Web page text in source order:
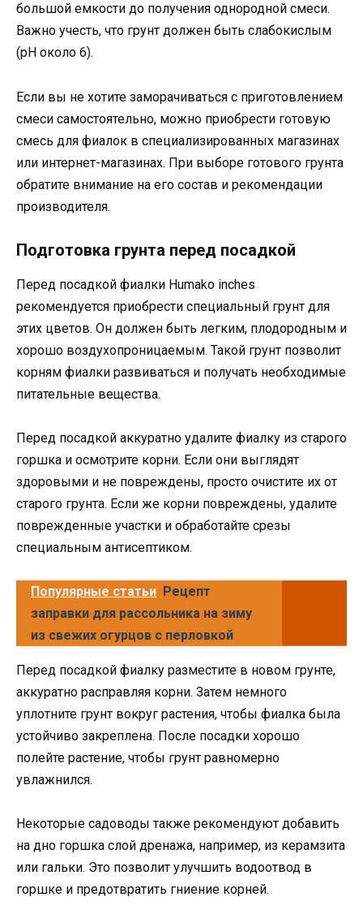
большой емкости до получения однородной смеси.
Важно учесть, что грунт должен быть слабокислым
(pH около 6).
Если вы не хотите заморачиваться с приготовлением
смеси самостоятельно, можно приобрести готовую
смесь для фиалок в специализированных магазинах
или интернет-магазинах. При выборе готового грунта
обратите внимание на его состав и рекомендации
производителя.
Подготовка грунта перед посадкой
Перед посадкой фиалки Humako inches
рекомендуется приобрести специальный грунт для
этих цветов. Он должен быть легким, плодородным и
хорошо воздухопроницаемым. Такой грунт позволит
корням фиалки развиваться и получать необходимые
питательные вещества.
Перед посадкой аккуратно удалите фиалку из старого
горшка и осмотрите корни. Если они выглядят
здоровыми и не повреждены, просто очистите их от
старого грунта. Если же корни повреждены, удалите
поврежденные участки и обработайте срезы
специальным антисептиком.
Популярные статьи Рецепт
заправки для рассольника на зиму
из свежих огурцов с перловкой
Перед посадкой фиалку разместите в новом грунте,
аккуратно расправляя корни. Затем немного
уплотните грунт вокруг растения, чтобы фиалка была
устойчиво закреплена. После посадки хорошо
полейте растение, чтобы грунт равномерно
увлажнился.
Некоторые садоводы также рекомендуют добавить
на дно горшка слой дренажа, например, из керамзита
или гальки. Это позволит улучшить водоотвод в
горшке и предотвратить гниение корней.